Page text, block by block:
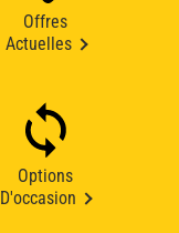
Offres
Actuelles
Options
D'occasion